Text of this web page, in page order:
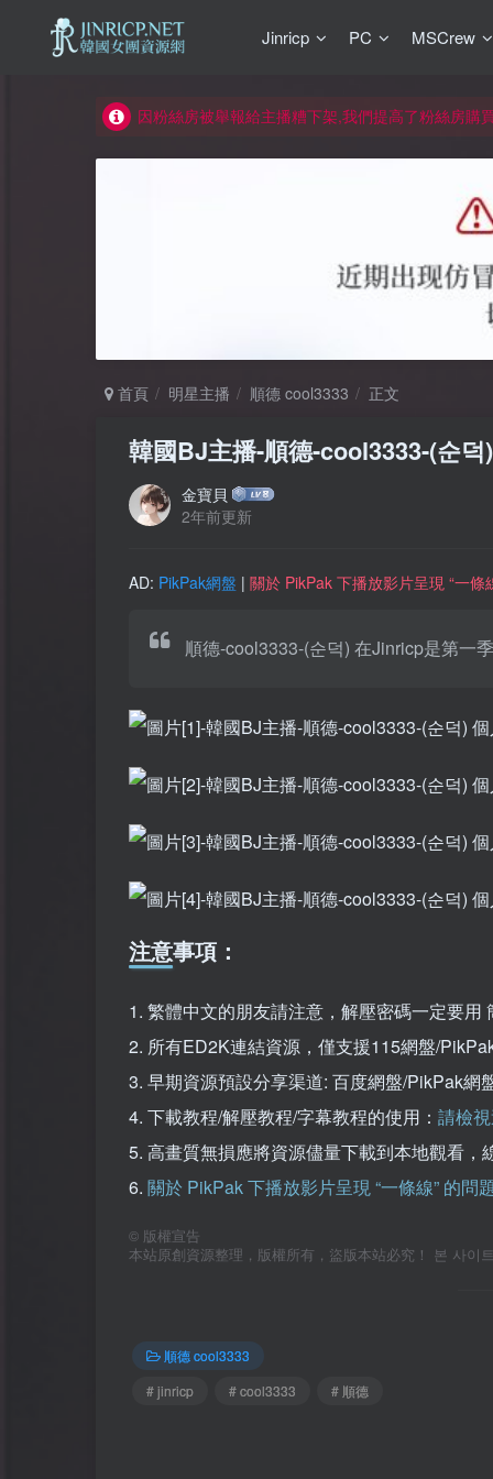
Jinricp PC MSCrew
如何獲得 Jinricp.net 網站邀請碼
因粉絲房被舉報給主播糟下架,我們提高了粉絲房購
所有ED2K連結僅支援115網盤/PikPak網盤，其它網
正版宣告: 警惕盜版網站冒充 Jinricp.net [20260605
首頁 明星主播 順德 cool3333 正文
韓國BJ主播-順德-cool3333-(순
金寶貝
2年前更新
AD: PikPak網盤 | 關於 PikPak 下播放影片呈現 “一
順德-cool3333-(순덕) 在Jinricp是第一
注意事項：
1. 繁體中文的朋友請注意，解壓密碼一定要用
2. 所有ED2K連結資源，僅支援115網盤/
3. 早期資源預設分享渠道: 百度網盤/PikPak網
4. 下載教程/解壓教程/字幕教程的使用： 請檢
5. 高畫質無損應將資源儘量下載到本地觀看，
6. 關於 PikPak 下播放影片呈現 “一條線” 的問
© 版權宣告
本站原創資源整理，版權所有，盜版本站必究！ 본 사
順德 cool3333
# jinricp
# cool3333 # 順德